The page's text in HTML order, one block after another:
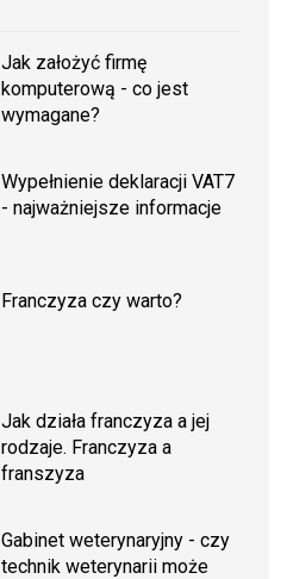
Jak założyć firmę
komputerową - co jest
wymagane?
Wypełnienie deklaracji VAT7
- najważniejsze informacje
Franczyza czy warto?
Jak działa franczyza a jej
rodzaje. Franczyza a
franszyza
Gabinet weterynaryjny - czy
technik weterynarii może